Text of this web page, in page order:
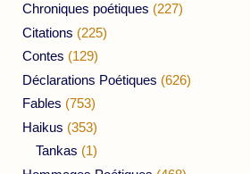
Chroniques poétiques (227)
Citations (225)
Contes (129)
Déclarations Poétiques (626)
Fables (753)
Haikus (353)
Tankas (1)